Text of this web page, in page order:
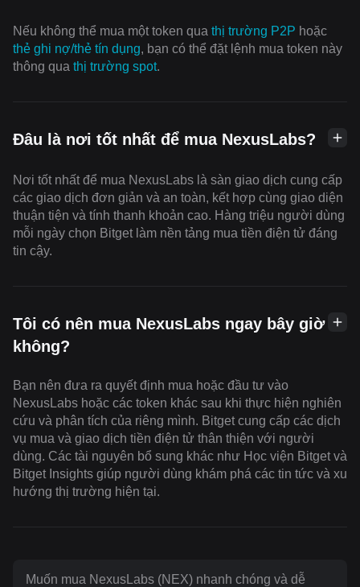
Nếu không thể mua một token qua thị trường P2P hoặc
thẻ ghi nợ/thẻ tín dụng, bạn có thể đặt lệnh mua token này
thông qua thị trường spot.
Đâu là nơi tốt nhất để mua NexusLabs?
Nơi tốt nhất để mua NexusLabs là sàn giao dịch cung cấp
các giao dịch đơn giản và an toàn, kết hợp cùng giao diện
thuận tiện và tính thanh khoản cao. Hàng triệu người dùng
mỗi ngày chọn Bitget làm nền tảng mua tiền điện tử đáng
tin cậy.
Tôi có nên mua NexusLabs ngay bây giờ
không?
Bạn nên đưa ra quyết định mua hoặc đầu tư vào
NexusLabs hoặc các token khác sau khi thực hiện nghiên
cứu và phân tích của riêng mình. Bitget cung cấp các dịch
vụ mua và giao dịch tiền điện tử thân thiện với người
dùng. Các tài nguyên bổ sung khác như Học viện Bitget và
Bitget Insights giúp người dùng khám phá các tin tức và xu
hướng thị trường hiện tại.
Muốn mua NexusLabs (NEX) nhanh chóng và dễ